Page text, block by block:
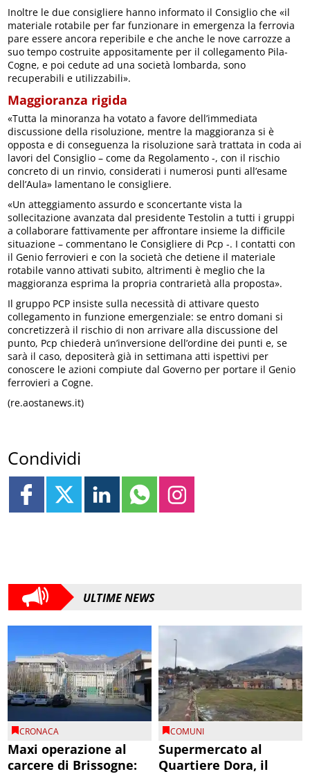
Inoltre le due consigliere hanno informato il Consiglio che «il
materiale rotabile per far funzionare in emergenza la ferrovia
pare essere ancora reperibile e che anche le nove carrozze a
suo tempo costruite appositamente per il collegamento Pila-
Cogne, e poi cedute ad una società lombarda, sono
recuperabili e utilizzabili».
Maggioranza rigida
«Tutta la minoranza ha votato a favore dell’immediata
discussione della risoluzione, mentre la maggioranza si è
opposta e di conseguenza la risoluzione sarà trattata in coda ai
lavori del Consiglio – come da Regolamento -, con il rischio
concreto di un rinvio, considerati i numerosi punti all’esame
dell’Aula» lamentano le consigliere.
«Un atteggiamento assurdo e sconcertante vista la
sollecitazione avanzata dal presidente Testolin a tutti i gruppi
a collaborare fattivamente per affrontare insieme la difficile
situazione – commentano le Consigliere di Pcp -. I contatti con
il Genio ferrovieri e con la società che detiene il materiale
rotabile vanno attivati subito, altrimenti è meglio che la
maggioranza esprima la propria contrarietà alla proposta».
Il gruppo PCP insiste sulla necessità di attivare questo
collegamento in funzione emergenziale: se entro domani si
concretizzerà il rischio di non arrivare alla discussione del
punto, Pcp chiederà un’inversione dell’ordine dei punti e, se
sarà il caso, depositerà già in settimana atti ispettivi per
conoscere le azioni compiute dal Governo per portare il Genio
ferrovieri a Cogne.
(re.aostanews.it)
Condividi
ULTIME NEWS
CRONACA
Maxi operazione al
carcere di Brissogne:
COMUNI
Supermercato al
Quartiere Dora, il